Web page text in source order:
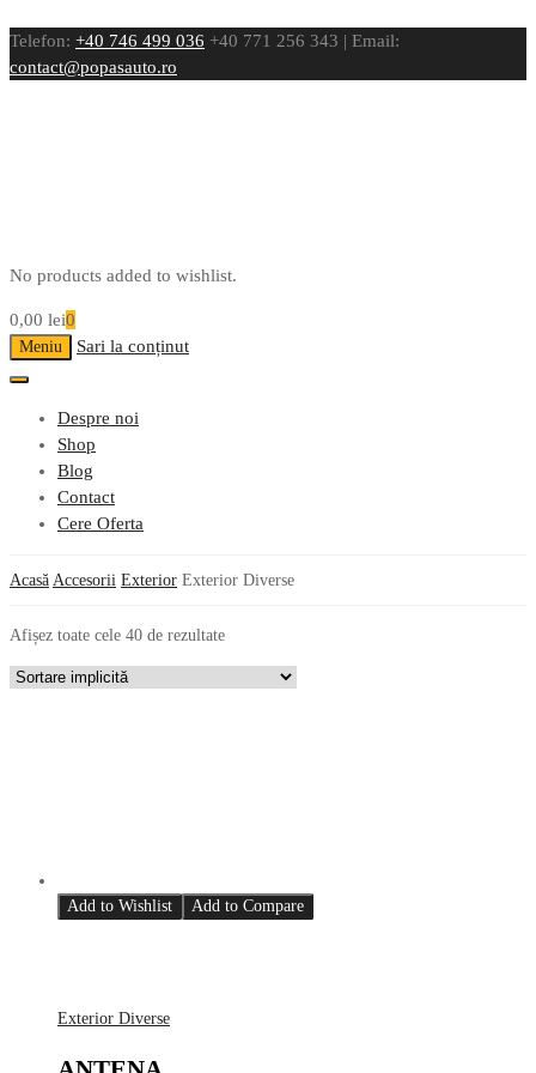
Telefon: +40 746 499 036 +40 771 256 343 | Email:
contact@popasauto.ro
No products added to wishlist.
0,00 lei0
Meniu Sari la conținut
Despre noi
Shop
Blog
Contact
Cere Oferta
Acasă Accesorii Exterior Exterior Diverse
Afișez toate cele 40 de rezultate
Add to Wishlist Add to Compare
Exterior Diverse